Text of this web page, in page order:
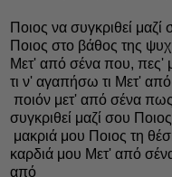
Ποιος να συγκριθεί
Ποιος στο βάθος της
Μετ' από σένα που, πες'
τι ν' αγαπήσω τι Mετ'
ποιόν μετ' από σένα
συγκριθεί μαζί σου
μακριά μου Ποιος τη
καρδιά μου Μετ' από
από